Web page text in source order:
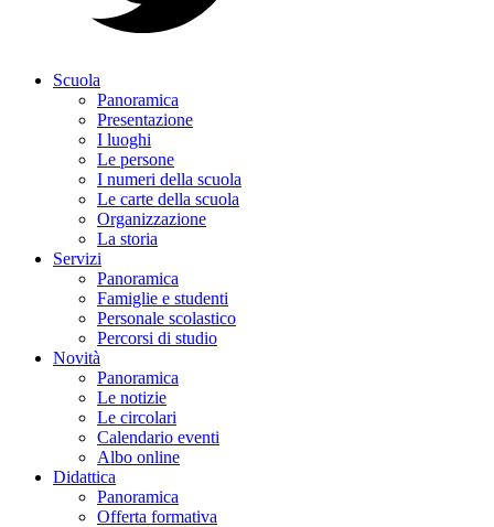
Scuola
Panoramica
Presentazione
I luoghi
Le persone
I numeri della scuola
Le carte della scuola
Organizzazione
La storia
Servizi
Panoramica
Famiglie e studenti
Personale scolastico
Percorsi di studio
Novità
Panoramica
Le notizie
Le circolari
Calendario eventi
Albo online
Didattica
Panoramica
Offerta formativa